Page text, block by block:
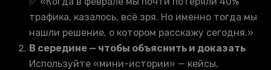
трафика, казалось, всё зря. Но именно тогда мы
нашли решение, о котором расскажу сегодня.»
В середине — чтобы объяснить и доказать
Используйте «мини-истории» — кейсы,